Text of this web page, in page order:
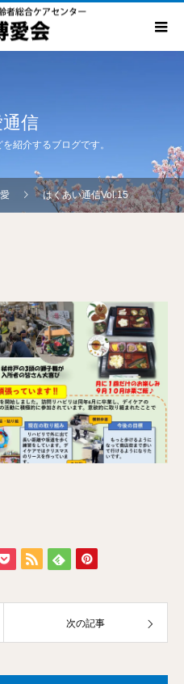
信
紹介するブログです。
はくあい通信Vol.15
次の記事